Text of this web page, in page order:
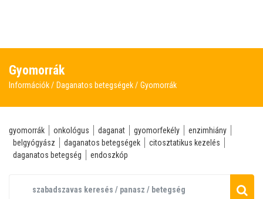
Gyomorrák
Információk Daganatos betegségek Gyomorrák
gyomorrák onkológus daganat gyomorfekély
enzimhiány
belgyógyász
daganatos betegségek
citosztatikus kezelés
daganatos betegség
endoszkóp